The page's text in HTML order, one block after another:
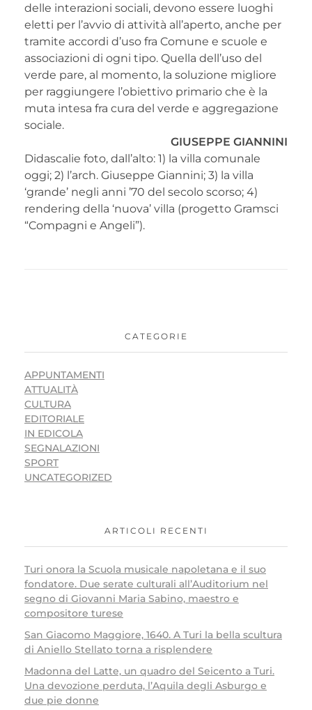
delle interazioni sociali, devono essere luoghi
eletti per l’avvio di attività all’aperto, anche per
tramite accordi d’uso fra Comune e scuole e
associazioni di ogni tipo. Quella dell’uso del
verde pare, al momento, la soluzione migliore
per raggiungere l’obiettivo primario che è la
muta intesa fra cura del verde e aggregazione
sociale.
GIUSEPPE GIANNINI
Didascalie foto, dall’alto: 1) la villa comunale
oggi; 2) l’arch. Giuseppe Giannini; 3) la villa
‘grande’ negli anni ’70 del secolo scorso; 4)
rendering della ‘nuova’ villa (progetto Gramsci
“Compagni e Angeli”).
CATEGORIE
APPUNTAMENTI
ATTUALITÀ
CULTURA
EDITORIALE
IN EDICOLA
SEGNALAZIONI
SPORT
UNCATEGORIZED
ARTICOLI RECENTI
Turi onora la Scuola musicale napoletana e il suo
fondatore. Due serate culturali all’Auditorium nel
segno di Giovanni Maria Sabino, maestro e
compositore turese
San Giacomo Maggiore, 1640. A Turi la bella scultura
di Aniello Stellato torna a risplendere
Madonna del Latte, un quadro del Seicento a Turi.
Una devozione perduta, l’Aquila degli Asburgo e
due pie donne